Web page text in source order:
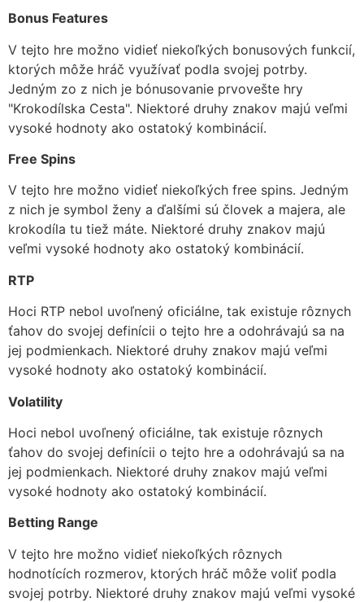
Bonus Features
V tejto hre možno vidieť niekoľkých bonusových funkcií,
ktorých môže hráč využívať podla svojej potrby.
Jedným zo z nich je bónusovanie prvovešte hry
"Krokodílska Cesta". Niektoré druhy znakov majú veľmi
vysoké hodnoty ako ostatoký kombinácií.
Free Spins
V tejto hre možno vidieť niekoľkých free spins. Jedným
z nich je symbol ženy a ďalšími sú človek a majera, ale
krokodíla tu tiež máte. Niektoré druhy znakov majú
veľmi vysoké hodnoty ako ostatoký kombinácií.
RTP
Hoci RTP nebol uvoľnený oficiálne, tak existuje rôznych
ťahov do svojej definícii o tejto hre a odohrávajú sa na
jej podmienkach. Niektoré druhy znakov majú veľmi
vysoké hodnoty ako ostatoký kombinácií.
Volatility
Hoci nebol uvoľnený oficiálne, tak existuje rôznych
ťahov do svojej definícii o tejto hre a odohrávajú sa na
jej podmienkach. Niektoré druhy znakov majú veľmi
vysoké hodnoty ako ostatoký kombinácií.
Betting Range
V tejto hre možno vidieť niekoľkých rôznych
hodnotících rozmerov, ktorých hráč môže voliť podla
svojej potrby. Niektoré druhy znakov majú veľmi vysoké